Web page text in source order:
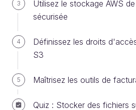
3
Utilisez le stockage AWS
sécurisée
4
Définissez les droits
S3
5 Maîtrisez les outils de
Quiz : Stocker des fichiers